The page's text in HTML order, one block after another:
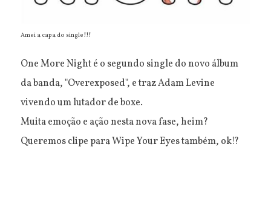
Amei a capa do single!!!
One More Night é o segundo single do novo álbum
da banda, "Overexposed", e traz Adam Levine
vivendo um lutador de boxe.
Muita emoção e ação nesta nova fase, heim?
Queremos clipe para Wipe Your Eyes também, ok!?